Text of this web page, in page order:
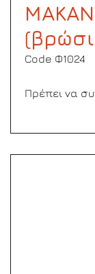
Code Φ1024
Πρέπει να